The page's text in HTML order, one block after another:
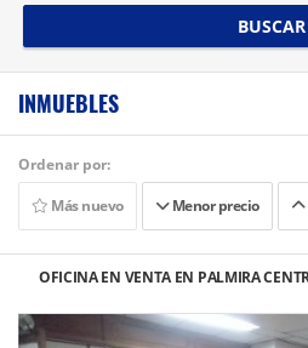
BUSCAR
INMUEBLES
Ordenar por:
Más nuevo
Menor precio
OFICINA EN VENTA EN PALMIRA